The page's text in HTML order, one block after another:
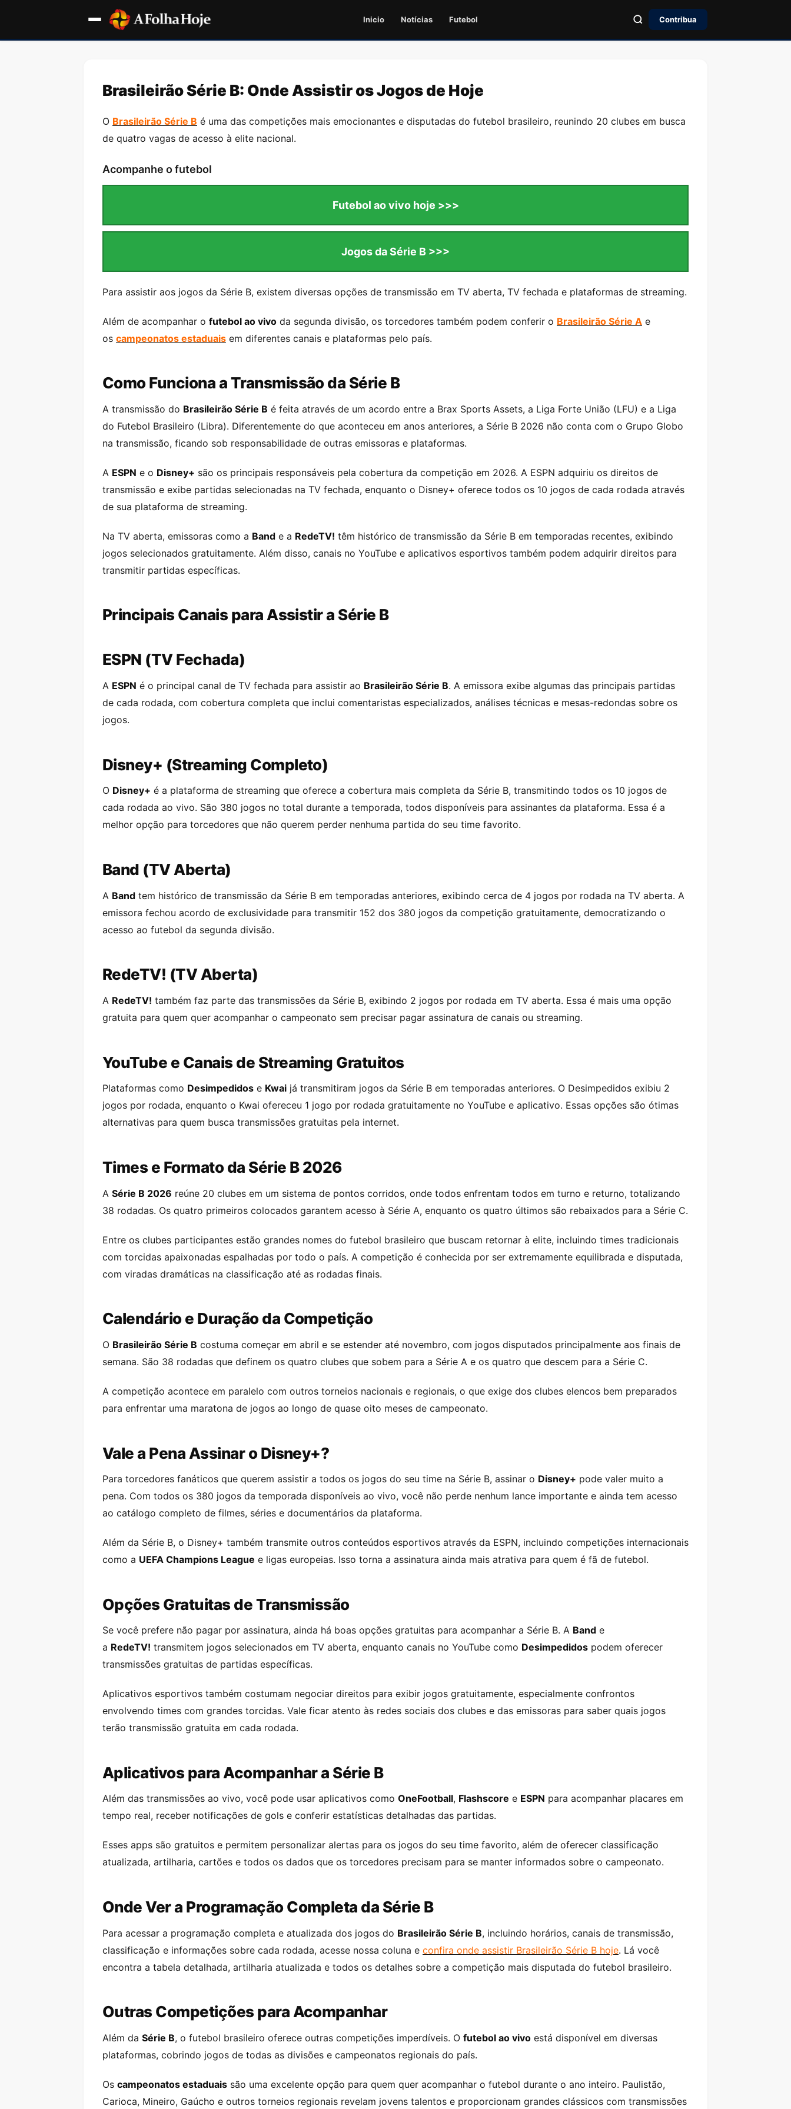
Inicio Notícias Futebol Contribua
Brasileirão Série B: Onde Assistir os Jogos de Hoje
O Brasileirão Série B é uma das competições mais emocionantes e disputadas do futebol brasileiro, reunindo 20 clubes em busca
de quatro vagas de acesso à elite nacional.
Acompanhe o futebol
Futebol ao vivo hoje >>>
Jogos da Série B >>>
Para assistir aos jogos da Série B, existem diversas opções de transmissão em TV aberta, TV fechada e plataformas de streaming.
Além de acompanhar o futebol ao vivo da segunda divisão, os torcedores também podem conferir o Brasileirão Série A e
os campeonatos estaduais em diferentes canais e plataformas pelo país.
Como Funciona a Transmissão da Série B
A transmissão do Brasileirão Série B é feita através de um acordo entre a Brax Sports Assets, a Liga Forte União (LFU) e a Liga
do Futebol Brasileiro (Libra). Diferentemente do que aconteceu em anos anteriores, a Série B 2026 não conta com o Grupo Globo
na transmissão, ficando sob responsabilidade de outras emissoras e plataformas.
A ESPN e o Disney+ são os principais responsáveis pela cobertura da competição em 2026. A ESPN adquiriu os direitos de
transmissão e exibe partidas selecionadas na TV fechada, enquanto o Disney+ oferece todos os 10 jogos de cada rodada através
de sua plataforma de streaming.
Na TV aberta, emissoras como a Band e a RedeTV! têm histórico de transmissão da Série B em temporadas recentes, exibindo
jogos selecionados gratuitamente. Além disso, canais no YouTube e aplicativos esportivos também podem adquirir direitos para
transmitir partidas específicas.
Principais Canais para Assistir a Série B
ESPN (TV Fechada)
A ESPN é o principal canal de TV fechada para assistir ao Brasileirão Série B. A emissora exibe algumas das principais partidas
de cada rodada, com cobertura completa que inclui comentaristas especializados, análises técnicas e mesas-redondas sobre os
jogos.
Disney+ (Streaming Completo)
O Disney+ é a plataforma de streaming que oferece a cobertura mais completa da Série B, transmitindo todos os 10 jogos de
cada rodada ao vivo. São 380 jogos no total durante a temporada, todos disponíveis para assinantes da plataforma. Essa é a
melhor opção para torcedores que não querem perder nenhuma partida do seu time favorito.
Band (TV Aberta)
A Band tem histórico de transmissão da Série B em temporadas anteriores, exibindo cerca de 4 jogos por rodada na TV aberta. A
emissora fechou acordo de exclusividade para transmitir 152 dos 380 jogos da competição gratuitamente, democratizando o
acesso ao futebol da segunda divisão.
RedeTV! (TV Aberta)
A RedeTV! também faz parte das transmissões da Série B, exibindo 2 jogos por rodada em TV aberta. Essa é mais uma opção
gratuita para quem quer acompanhar o campeonato sem precisar pagar assinatura de canais ou streaming.
YouTube e Canais de Streaming Gratuitos
Plataformas como Desimpedidos e Kwai já transmitiram jogos da Série B em temporadas anteriores. O Desimpedidos exibiu 2
jogos por rodada, enquanto o Kwai ofereceu 1 jogo por rodada gratuitamente no YouTube e aplicativo. Essas opções são ótimas
alternativas para quem busca transmissões gratuitas pela internet.
Times e Formato da Série B 2026
A Série B 2026 reúne 20 clubes em um sistema de pontos corridos, onde todos enfrentam todos em turno e returno, totalizando
38 rodadas. Os quatro primeiros colocados garantem acesso à Série A, enquanto os quatro últimos são rebaixados para a Série C.
Entre os clubes participantes estão grandes nomes do futebol brasileiro que buscam retornar à elite, incluindo times tradicionais
com torcidas apaixonadas espalhadas por todo o país. A competição é conhecida por ser extremamente equilibrada e disputada,
com viradas dramáticas na classificação até as rodadas finais.
Calendário e Duração da Competição
O Brasileirão Série B costuma começar em abril e se estender até novembro, com jogos disputados principalmente aos finais de
semana. São 38 rodadas que definem os quatro clubes que sobem para a Série A e os quatro que descem para a Série C.
A competição acontece em paralelo com outros torneios nacionais e regionais, o que exige dos clubes elencos bem preparados
para enfrentar uma maratona de jogos ao longo de quase oito meses de campeonato.
Vale a Pena Assinar o Disney+?
Para torcedores fanáticos que querem assistir a todos os jogos do seu time na Série B, assinar o Disney+ pode valer muito a
pena. Com todos os 380 jogos da temporada disponíveis ao vivo, você não perde nenhum lance importante e ainda tem acesso
ao catálogo completo de filmes, séries e documentários da plataforma.
Além da Série B, o Disney+ também transmite outros conteúdos esportivos através da ESPN, incluindo competições internacionais
como a UEFA Champions League e ligas europeias. Isso torna a assinatura ainda mais atrativa para quem é fã de futebol.
Opções Gratuitas de Transmissão
Se você prefere não pagar por assinatura, ainda há boas opções gratuitas para acompanhar a Série B. A Band e
a RedeTV! transmitem jogos selecionados em TV aberta, enquanto canais no YouTube como Desimpedidos podem oferecer
transmissões gratuitas de partidas específicas.
Aplicativos esportivos também costumam negociar direitos para exibir jogos gratuitamente, especialmente confrontos
envolvendo times com grandes torcidas. Vale ficar atento às redes sociais dos clubes e das emissoras para saber quais jogos
terão transmissão gratuita em cada rodada.
Aplicativos para Acompanhar a Série B
Além das transmissões ao vivo, você pode usar aplicativos como OneFootball, Flashscore e ESPN para acompanhar placares em
tempo real, receber notificações de gols e conferir estatísticas detalhadas das partidas.
Esses apps são gratuitos e permitem personalizar alertas para os jogos do seu time favorito, além de oferecer classificação
atualizada, artilharia, cartões e todos os dados que os torcedores precisam para se manter informados sobre o campeonato.
Onde Ver a Programação Completa da Série B
Para acessar a programação completa e atualizada dos jogos do Brasileirão Série B, incluindo horários, canais de transmissão,
classificação e informações sobre cada rodada, acesse nossa coluna e confira onde assistir Brasileirão Série B hoje. Lá você
encontra a tabela detalhada, artilharia atualizada e todos os detalhes sobre a competição mais disputada do futebol brasileiro.
Outras Competições para Acompanhar
Além da Série B, o futebol brasileiro oferece outras competições imperdíveis. O futebol ao vivo está disponível em diversas
plataformas, cobrindo jogos de todas as divisões e campeonatos regionais do país.
Os campeonatos estaduais são uma excelente opção para quem quer acompanhar o futebol durante o ano inteiro. Paulistão,
Carioca, Mineiro, Gaúcho e outros torneios regionais revelam jovens talentos e proporcionam grandes clássicos com transmissões